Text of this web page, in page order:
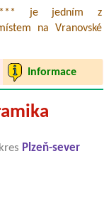
je jedním z
na Vranovské
Informace
Plzeň-sever